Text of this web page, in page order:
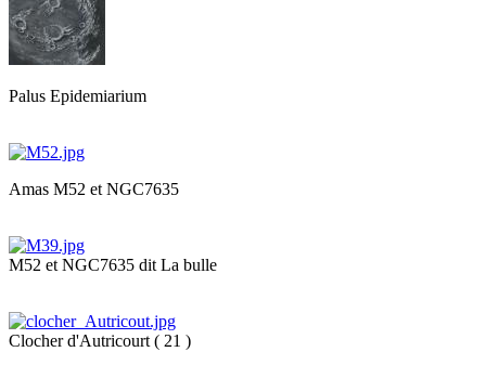
Palus Epidemiarium
Amas M52 et NGC7635
M52 et NGC7635 dit La bulle
Clocher d'Autricourt ( 21 )